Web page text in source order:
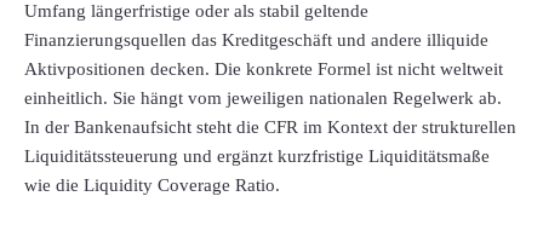
Umfang längerfristige oder als stabil geltende
Finanzierungsquellen das Kreditgeschäft und andere illiquide
Aktivpositionen decken. Die konkrete Formel ist nicht weltweit
einheitlich. Sie hängt vom jeweiligen nationalen Regelwerk ab.
In der Bankenaufsicht steht die CFR im Kontext der strukturellen
Liquiditätssteuerung und ergänzt kurzfristige Liquiditätsmaße
wie die Liquidity Coverage Ratio.